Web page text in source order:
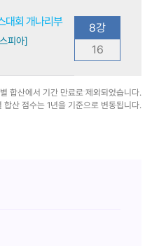
대회 개나리부
피아]
8강
16
합산에서 기간 만료로 제외되었습니다.
합산 점수는 1년을 기준으로 변동됩니다.